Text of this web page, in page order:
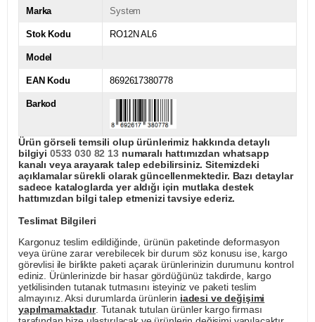
Marka System
Stok Kodu RO12N AL6
Model
EAN Kodu 8692617380778
Barkod
Ürün görseli temsili olup ürünlerimiz hakkında detaylı
bilgiyi 0533 030 82 13numaralı hattımızdan whatsapp
kanalı veya arayarak talep edebilirsiniz. Sitemizdeki
açıklamalar sürekli olarak güncellenmektedir. Bazı detaylar
sadece kataloglarda yer aldığı için mutlaka destek
hattımızdan bilgi talep etmenizi tavsiye ederiz.
Teslimat Bilgileri
Kargonuz teslim edildiğinde, ürünün paketinde deformasyon
veya ürüne zarar verebilecek bir durum söz konusu ise, kargo
görevlisi ile birlikte paketi açarak ürünlerinizin durumunu kontrol
ediniz. Ürünlerinizde bir hasar gördüğünüz takdirde, kargo
yetkilisinden tutanak tutmasını isteyiniz ve paketi teslim
almayınız. Aksi durumlarda ürünlerin iadesi ve değişimi
yapılmamaktadır. Tutanak tutulan ürünler kargo firması